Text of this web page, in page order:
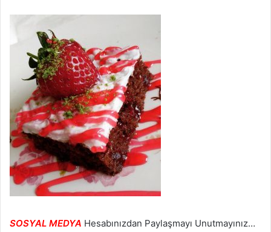
SOSYAL MEDYA Hesabınızdan Paylaşmayı Unutmayınız…